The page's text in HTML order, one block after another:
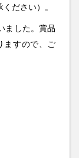
ださい）。
ました。賞品
ますので、ご